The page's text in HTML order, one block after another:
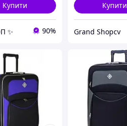
Купити
✨ 90%
Купити
Grand Shopcv